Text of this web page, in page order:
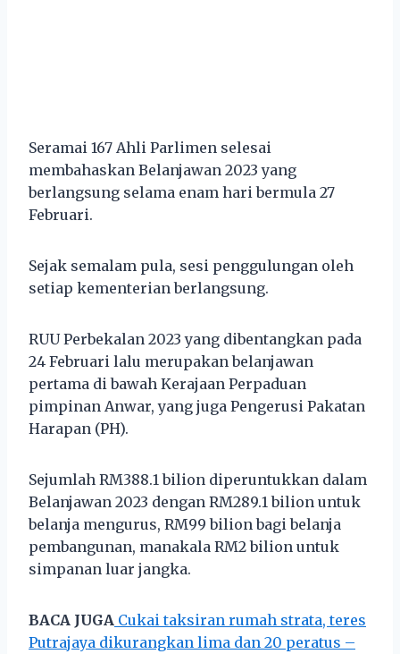
Seramai 167 Ahli Parlimen selesai
membahaskan Belanjawan 2023 yang
berlangsung selama enam hari bermula 27
Februari.
Sejak semalam pula, sesi penggulungan oleh
setiap kementerian berlangsung.
RUU Perbekalan 2023 yang dibentangkan pada
24 Februari lalu merupakan belanjawan
pertama di bawah Kerajaan Perpaduan
pimpinan Anwar, yang juga Pengerusi Pakatan
Harapan (PH).
Sejumlah RM388.1 bilion diperuntukkan dalam
Belanjawan 2023 dengan RM289.1 bilion untuk
belanja mengurus, RM99 bilion bagi belanja
pembangunan, manakala RM2 bilion untuk
simpanan luar jangka.
BACA JUGA Cukai taksiran rumah strata, teres
Putrajaya dikurangkan lima dan 20 peratus –